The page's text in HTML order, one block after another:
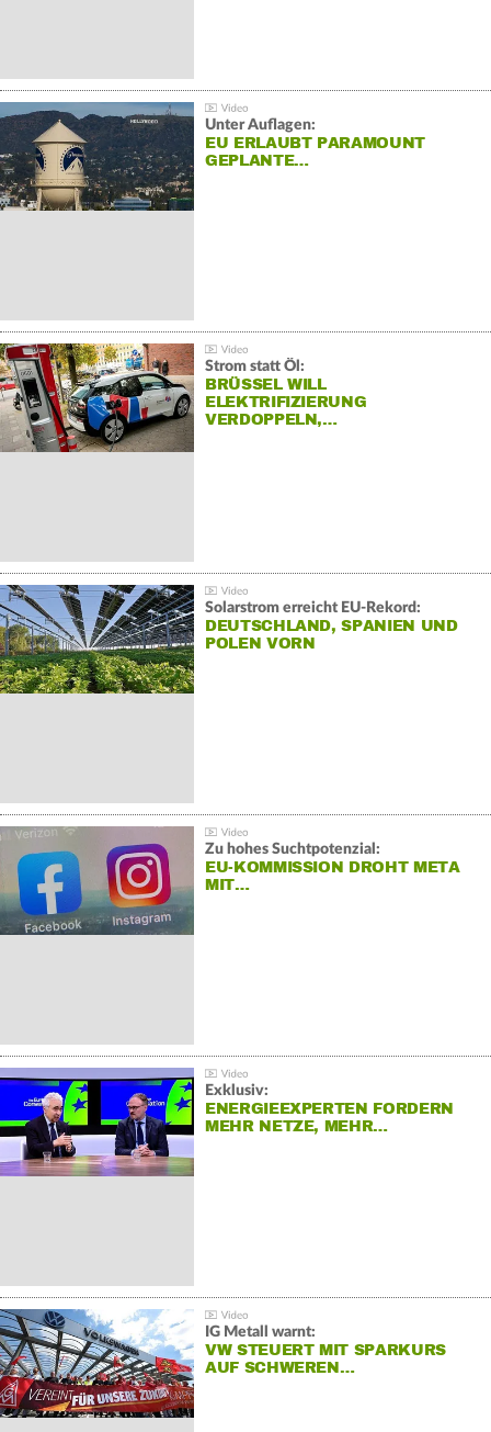
Unter Auflagen:
EU ERLAUBT PARAMOUNT
GEPLANTE…
Strom statt Öl:
BRÜSSEL WILL
ELEKTRIFIZIERUNG
VERDOPPELN,…
Solarstrom erreicht EU-Rekord:
DEUTSCHLAND, SPANIEN UND
POLEN VORN
Zu hohes Suchtpotenzial:
EU-KOMMISSION DROHT META
MIT…
Exklusiv:
ENERGIEEXPERTEN FORDERN
MEHR NETZE, MEHR…
IG Metall warnt:
VW STEUERT MIT SPARKURS
AUF SCHWEREN…